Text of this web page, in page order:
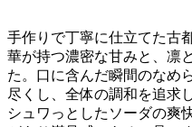
手作りで丁寧に仕立てた古
華が持つ濃密な甘みと、凛
た。口に含んだ瞬間のなめ
尽くし、全体の調和を追求
シュワっとしたソーダの爽